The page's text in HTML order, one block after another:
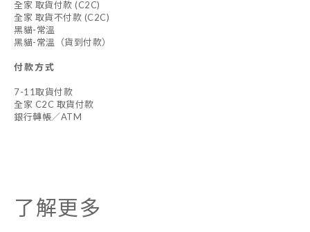
全家 取貨付款 (C2C)
全家 取貨不付款 (C2C)
黑貓-常溫
黑貓-常溫（貨到付款）
付款方式
7-11取貨付款
全家 C2C 取貨付款
銀行轉帳／ATM
了解更多